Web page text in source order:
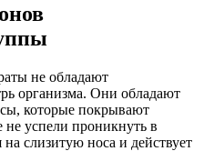
не обладают
организма. Они обладают
которые покрывают
успели проникнуть в
слизитую носа и действует